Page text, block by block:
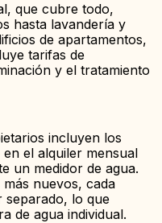
que cubre todo,
hasta lavandería y
de apartamentos,
tarifas de
y el tratamiento
incluyen los
el alquiler mensual
un medidor de agua.
nuevos, cada
separado, lo que
de agua individual.